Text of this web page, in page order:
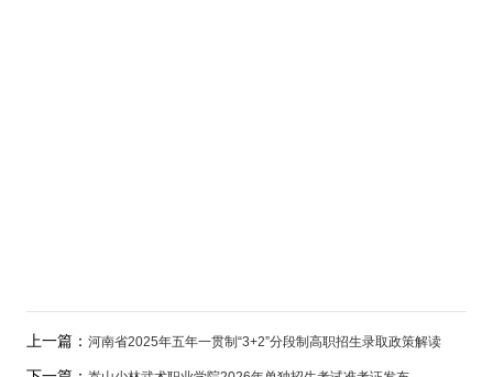
上一篇： 河南省2025年五年一贯制“3+2”分段制高职招生录取政策解读